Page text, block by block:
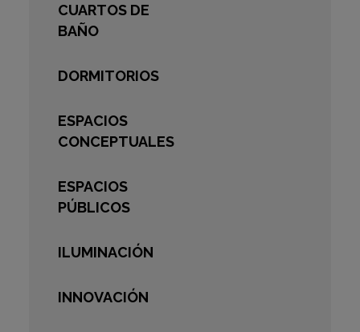
CUARTOS DE
BAÑO
DORMITORIOS
ESPACIOS
CONCEPTUALES
ESPACIOS
PÚBLICOS
ILUMINACIÓN
INNOVACIÓN